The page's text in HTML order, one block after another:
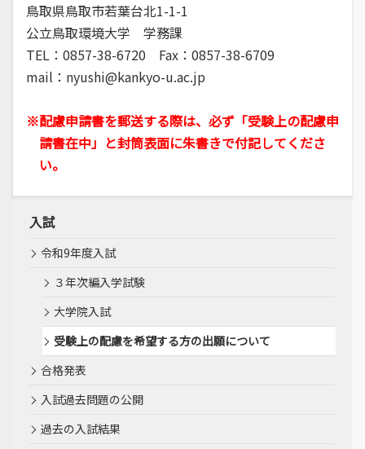
鳥取県鳥取市若葉台北1-1-1
公立鳥取環境大学 学務課
TEL：0857-38-6720 Fax：0857-38-6709
mail：nyushi@kankyo-u.ac.jp
※配慮申請書を郵送する際は、必ず「受験上の配慮申
請書在中」と封筒表面に朱書きで付記してくださ
い。
入試
令和9年度入試
３年次編入学試験
大学院入試
受験上の配慮を希望する方の出願について
合格発表
入試過去問題の公開
過去の入試結果